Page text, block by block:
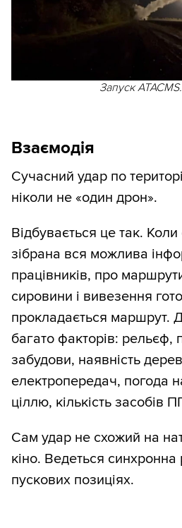
Запуск
Взаємодія
Сучасний удар по
ніколи не «один дрон».
Відбувається це так. Коли
зібрана вся можлива
працівників, про
сировини і вивезення
прокладається маршрут.
багато факторів: рельєф,
забудови, наявність
електропередач, погода
ціллю, кількість засобів
Сам удар не схожий на
кіно. Ведеться синхронна
пускових позиціях.